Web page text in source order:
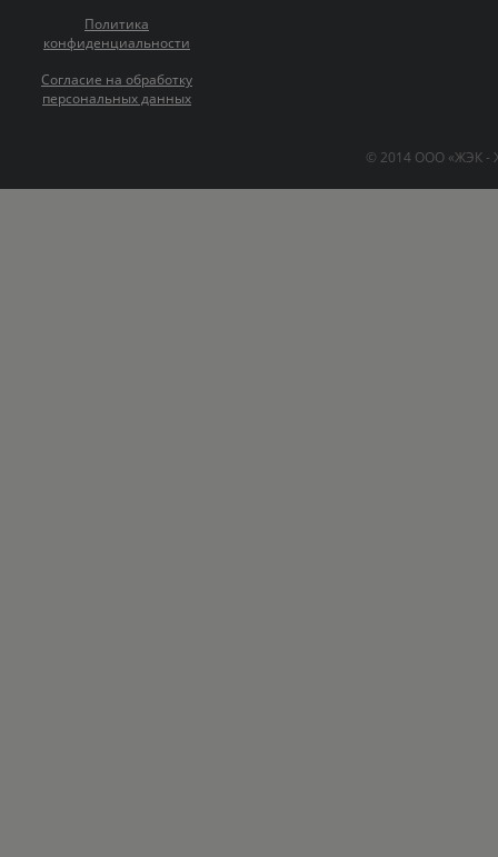
Политика
конфиденциальности
Согласие на обработку
персональных данных
© 2014 ООО «ЖЭК -